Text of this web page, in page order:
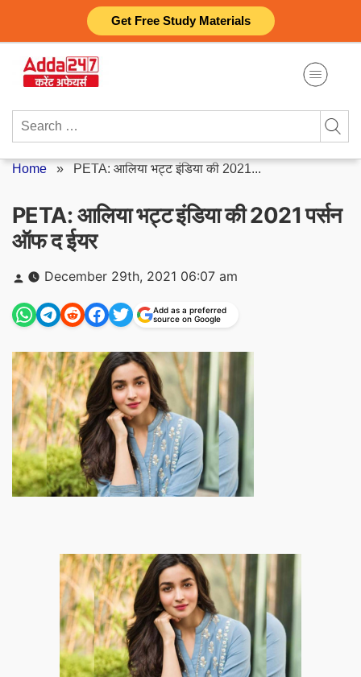
Get Free Study Materials
content
Search
Home » PETA: आलिया भट्ट इंडिया की 2021...
PETA: आलिया भट्ट इंडिया की 2021 पर्सन
ऑफ द ईयर
Posted
by
December 29th, 2021 06:07 am
Add as a preferred
source on Google